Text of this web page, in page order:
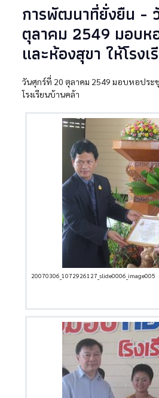
การพัฒนาที่ยั่งยืน -
ตุลาคม 2549 มอบห
และห้องสุขา ให้โรง
วันศุกร์ที่ 20 ตุลาคม 2549 มอบหอประ
โรงเรียนบ้านคล้า
20070306_1072926127_slide0006_image005